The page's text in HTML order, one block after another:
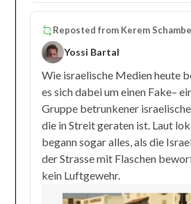
Reposted from Kerem
Yossi Bartal
Wie israelische Medien heute
es sich dabei um einen Fake–
Gruppe betrunkener
die in Streit geraten ist. Laut
begann sogar alles, als die
der Strasse mit Flaschen
kein Luftgewehr.